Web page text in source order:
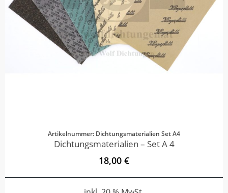
Artikelnummer: Dichtungsmaterialien Set A4
Dichtungsmaterialien – Set A 4
18,00 €